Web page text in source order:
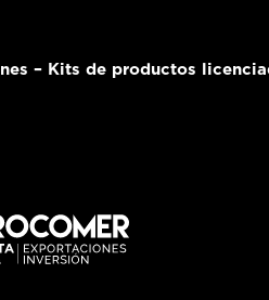
– Kits de productos